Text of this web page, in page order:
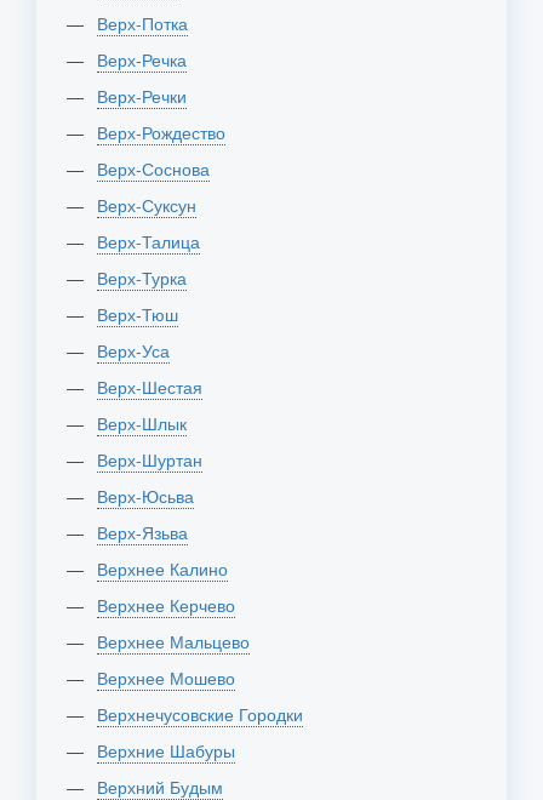
Верх-Потка
Верх-Речка
Верх-Речки
Верх-Рождество
Верх-Соснова
Верх-Суксун
Верх-Талица
Верх-Турка
Верх-Тюш
Верх-Уса
Верх-Шестая
Верх-Шлык
Верх-Шуртан
Верх-Юсьва
Верх-Язьва
Верхнее Калино
Верхнее Керчево
Верхнее Мальцево
Верхнее Мошево
Верхнечусовские Городки
Верхние Шабуры
Верхний Будым